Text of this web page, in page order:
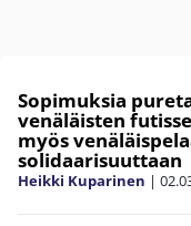
Sopimuksia
venäläisten
myös
solidaarisuuttaan
Heikki Kuparinen |